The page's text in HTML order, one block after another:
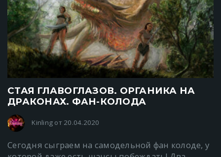
СТАЯ ГЛАВОГЛАЗОВ. ОРГАНИКА НА
ДРАКОНАХ. ФАН-КОЛОДА
Kinling от 20.04.2020
Сегодня сыграем на самодельной фан колоде, у